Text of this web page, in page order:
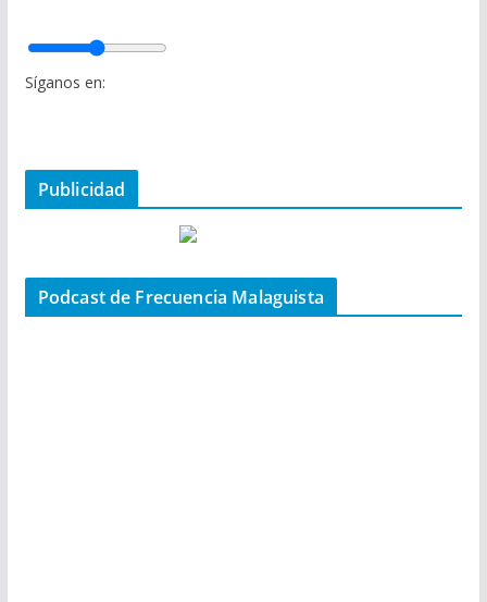
Síganos en:
Publicidad
Podcast de Frecuencia Malaguista